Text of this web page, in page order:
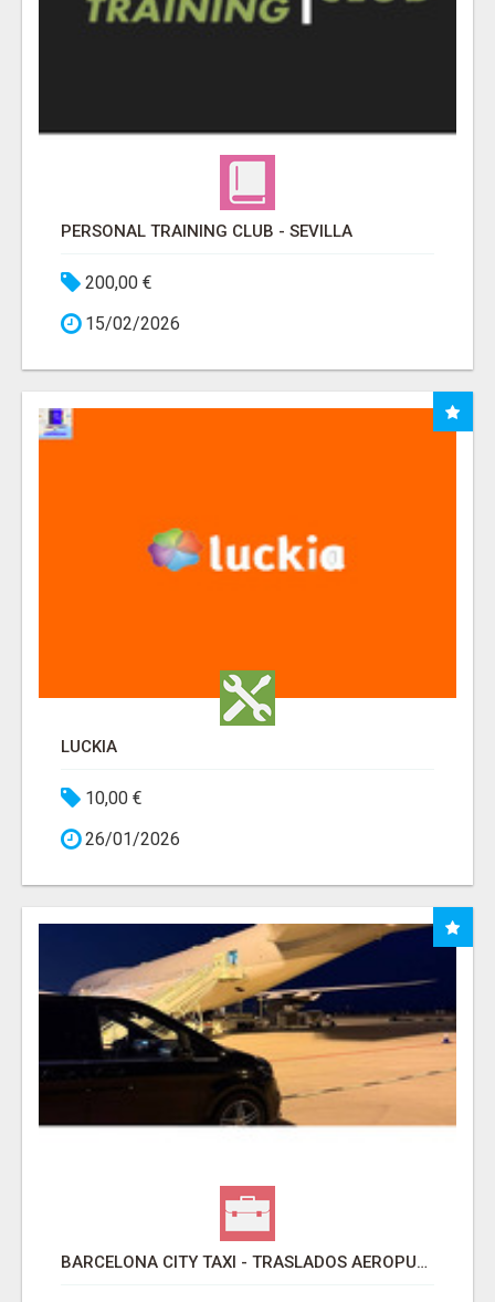
PERSONAL TRAINING CLUB - SEVILLA
200,00 €
15/02/2026
LUCKIA
10,00 €
26/01/2026
BARCELONA CITY TAXI - TRASLADOS AEROPUERTO BARCELONA